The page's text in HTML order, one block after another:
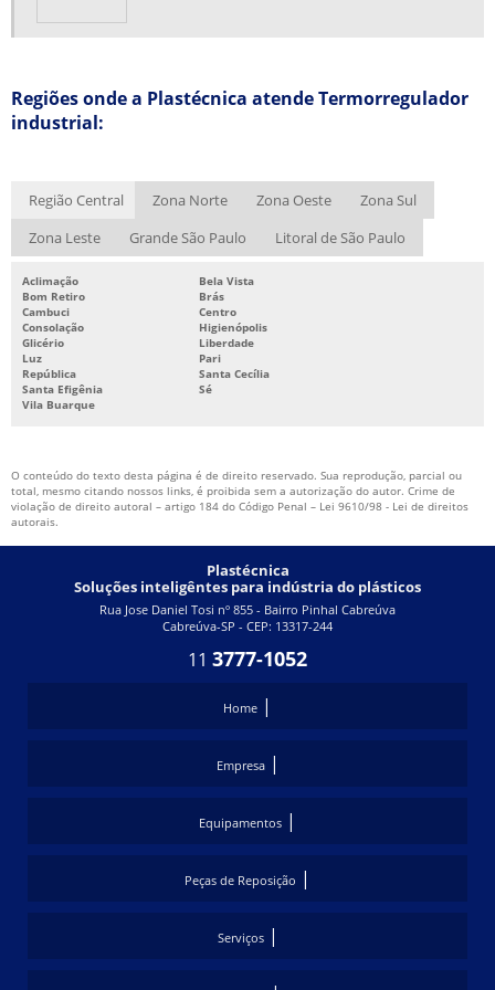
REFORMA DE MOINHOS
SISTEMA DE ÁGUA GELADA CHILLER
SISTEMA DE ÁGUA GELADA INDUSTRIAL
SISTEMA DE REFRIGERAÇÃO CHILLER
SISTEMA DE REFRIGERAÇÃO INDUSTRIAL
SISTEMA DE REFRIGERAÇÃO INDUSTRIAL CHILLER
SISTEMA DE RESFRIAMENTO DE ÁGUA
TERMORREGULADORES DE ÁGUA
TERMORREGULADORES DE TEMPERATURA
UNIDADE DE ÁGUA GELADA CHILLER
UNIDADE DE ÁGUA GELADA PARA INJETORAS
UNIDADE DE REFRIGERAÇÃO DE ÁGUA
Regiões onde a Plastécnica atende Termorregulador
industrial:
Região Central Zona Norte Zona Oeste
Zona Sul
Zona Leste
Grande São Paulo Litoral de São Paulo
Aclimação
Bela Vista
Bom Retiro
Brás
Cambuci
Centro
Consolação
Higienópolis
Glicério
Liberdade
Luz
Pari
República
Santa Cecília
Santa Efigênia
Sé
Vila Buarque
O conteúdo do texto desta página é de direito reservado. Sua reprodução, parcial ou
total, mesmo citando nossos links, é proibida sem a autorização do autor. Crime de
violação de direito autoral – artigo 184 do Código Penal – Lei 9610/98 - Lei de direitos
autorais.
Plastécnica
Soluções inteligêntes para indústria do plásticos
Rua Jose Daniel Tosi nº 855 - Bairro Pinhal Cabreúva
Cabreúva-SP - CEP: 13317-244
11 3777-1052
Home |
Empresa|
Equipamentos |
Peças de Reposição |
Serviços|